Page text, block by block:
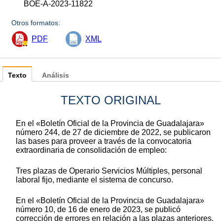
BOE-A-2023-11822
Otros formatos:
PDF XML
Texto
TEXTO ORIGINAL
En el «Boletín Oficial de la Provincia de Guadalajara»
número 244, de 27 de diciembre de 2022, se publicaron
las bases para proveer a través de la convocatoria
extraordinaria de consolidación de empleo:
Tres plazas de Operario Servicios Múltiples, personal
laboral fijo, mediante el sistema de concurso.
En el «Boletín Oficial de la Provincia de Guadalajara»
número 10, de 16 de enero de 2023, se publicó
corrección de errores en relación a las plazas anteriores.
Análisis